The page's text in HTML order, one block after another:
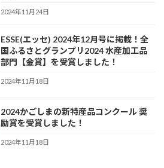
2024年11月24日
ESSE(エッセ) 2024年12月号に掲載！全
国ふるさとグランプリ2024 水産加工品
部門【金賞】を受賞しました！
2024年11月18日
2024かごしまの新特産品コンクール 奨
励賞を受賞しました！
2024年11月18日